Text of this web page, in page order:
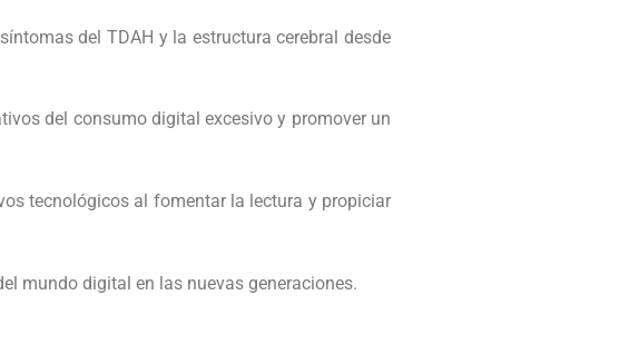
del TDAH y la estructura cerebral desde
del consumo digital excesivo y promover un
tecnológicos al fomentar la lectura y propiciar
mundo digital en las nuevas generaciones.